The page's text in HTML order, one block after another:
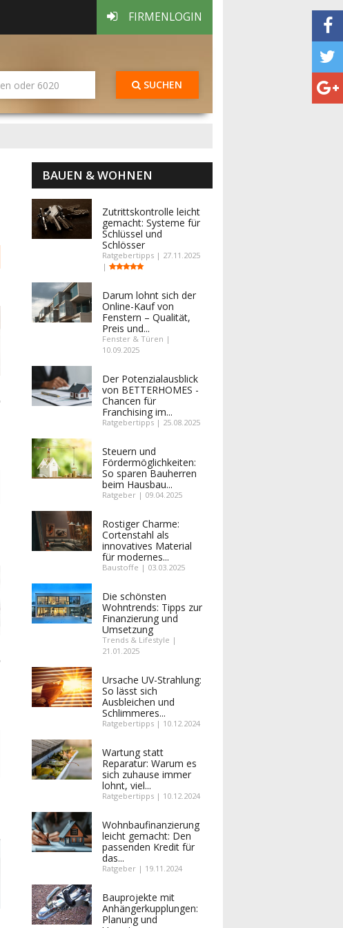
FIRMENLOGIN
SUCHEN
BAUEN & WOHNEN
Zutrittskontrolle leicht
gemacht: Systeme für
Schlüssel und
Schlösser
Ratgebertipps | 27.11.2025
|
Darum lohnt sich der
Online-Kauf von
Fenstern – Qualität,
Preis und...
Fenster & Türen |
10.09.2025
Der Potenzialausblick
von BETTERHOMES -
Chancen für
Franchising im...
Ratgebertipps | 25.08.2025
Steuern und
Fördermöglichkeiten:
So sparen Bauherren
beim Hausbau...
Ratgeber | 09.04.2025
Rostiger Charme:
Cortenstahl als
innovatives Material
für modernes...
Baustoffe | 03.03.2025
Die schönsten
Wohntrends: Tipps zur
Finanzierung und
Umsetzung
Trends & Lifestyle |
21.01.2025
Ursache UV-Strahlung:
So lässt sich
Ausbleichen und
Schlimmeres...
Ratgebertipps | 10.12.2024
Wartung statt
Reparatur: Warum es
sich zuhause immer
lohnt, viel...
Ratgebertipps | 10.12.2024
Wohnbaufinanzierung
leicht gemacht: Den
passenden Kredit für
das...
Ratgeber | 19.11.2024
Bauprojekte mit
Anhängerkupplungen:
Planung und